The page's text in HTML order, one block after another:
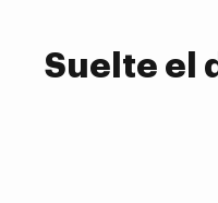
Suelte el